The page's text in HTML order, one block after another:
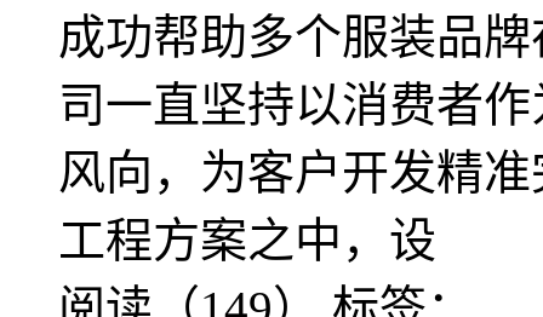
成功帮助多个服装品
司一直坚持以消费者
风向，为客户开发精
工程方案之中，设